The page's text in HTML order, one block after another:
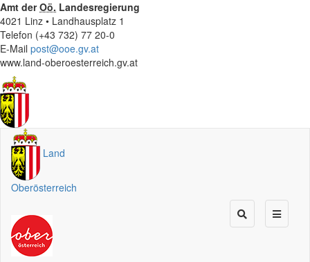
Amt derOö. Landesregierung
4021 Linz • Landhausplatz 1
Telefon (+43 732) 77 20-0
E-Mail post@ooe.gv.at
www.land-oberoesterreich.gv.at
Land
Oberösterreich